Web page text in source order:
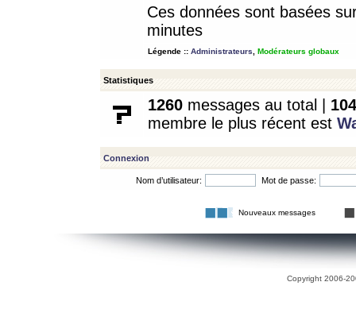
Ces données sont basées
minutes
Légende :: Administrateurs Modérateurs globaux
Statistiques
1260 messages au total | 104
membre le plus récent est
Connexion
Nom d’utilisateur: Mot de passe:
Nouveaux messages
Copyright 2006-